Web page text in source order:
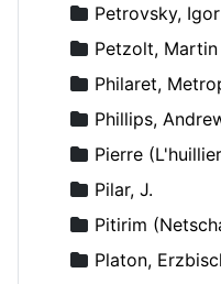
Petrovsky, Igor
Petzolt, Martin
Philaret,
Phillips,
Pierre
Pilar, J.
Pitirim (Netschajew),
Platon,